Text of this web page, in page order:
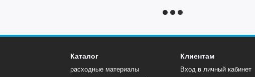
Каталог
расходные материалы
Клиентам
Вход в личный кабинет